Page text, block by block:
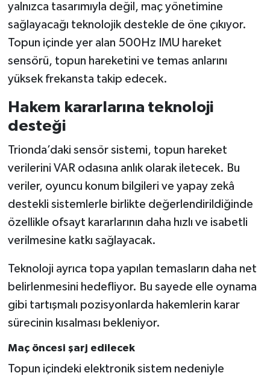
yalnızca tasarımıyla değil, maç yönetimine
sağlayacağı teknolojik destekle de öne çıkıyor.
Topun içinde yer alan 500Hz IMU hareket
sensörü, topun hareketini ve temas anlarını
yüksek frekansta takip edecek.
Hakem kararlarına teknoloji
desteği
Trionda’daki sensör sistemi, topun hareket
verilerini VAR odasına anlık olarak iletecek. Bu
veriler, oyuncu konum bilgileri ve yapay zekâ
destekli sistemlerle birlikte değerlendirildiğinde
özellikle ofsayt kararlarının daha hızlı ve isabetli
verilmesine katkı sağlayacak.
Teknoloji ayrıca topa yapılan temasların daha net
belirlenmesini hedefliyor. Bu sayede elle oynama
gibi tartışmalı pozisyonlarda hakemlerin karar
sürecinin kısalması bekleniyor.
Maç öncesi şarj edilecek
Topun içindeki elektronik sistem nedeniyle